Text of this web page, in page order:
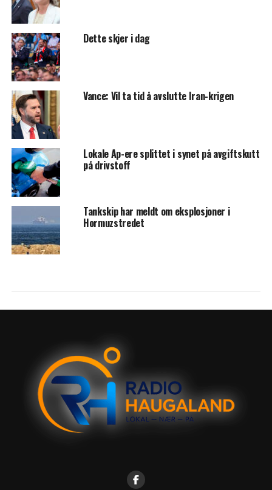
Dette skjer i dag
Vance: Vil ta tid å avslutte Iran-krigen
Lokale Ap-ere splittet i synet på avgiftskutt
på drivstoff
Tankskip har meldt om eksplosjoner i
Hormuzstredet